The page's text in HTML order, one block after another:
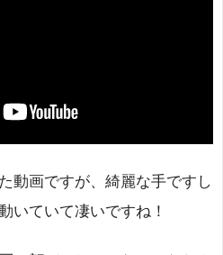
動画ですが、綺麗な手ですし
いていて凄いですね！